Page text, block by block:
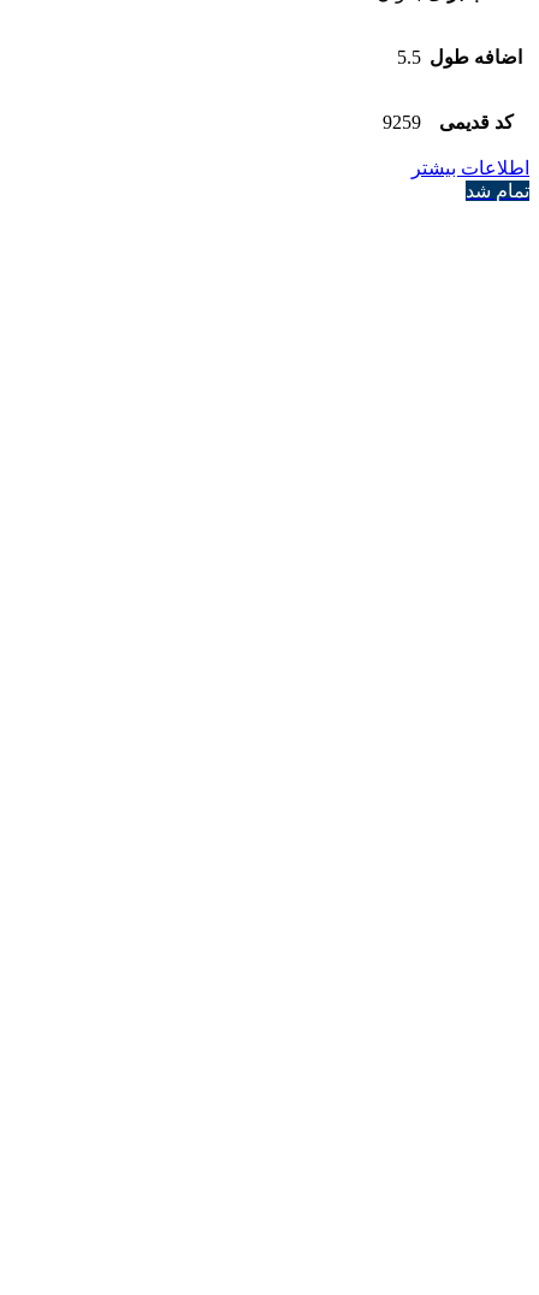
اضافه طول 5.5
کد قدیمی 9259
اطلاعات بیشتر
تمام شد